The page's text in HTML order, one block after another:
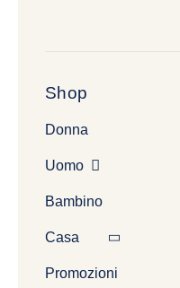
Shop
Donna
Uomo
Bambino
Casa
Promozioni